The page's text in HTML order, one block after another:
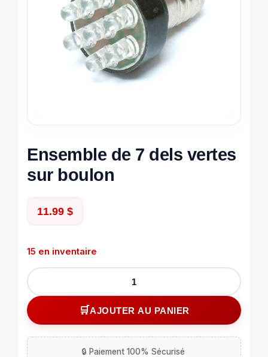
Ensemble de 7 dels vertes
sur boulon
11.99 $
15 en inventaire
quantité
de
Ensemble
de
7
dels
AJOUTER AU PANIER